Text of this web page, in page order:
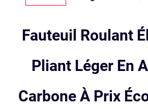
Fauteuil Roulant
Pliant Léger En
Carbone À Prix